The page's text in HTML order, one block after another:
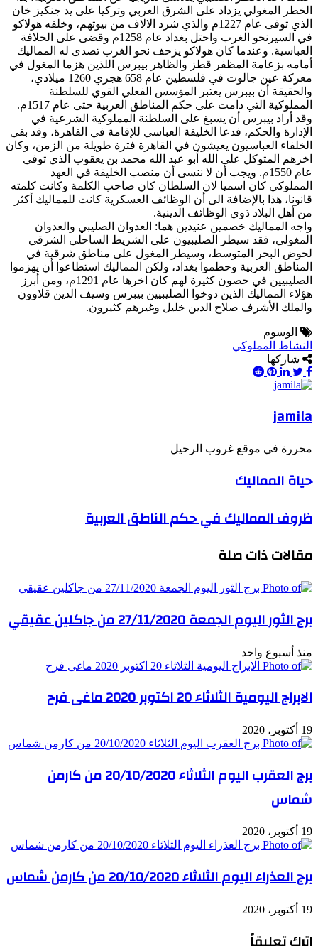
الخطر المغولي يزداد على الشرق العربي وتركيا على يد جنكيز خان
الذي توفى عام 1227م والذي شرد الالاف من بيوتهم، وخلفه هولاكو
في السيرنحو الغرب واحتل بغداد عام 1258م وقضى على الخلافة
العباسية. وعندما كان هولاكو يزحف نحو الغرب تصدى له المماليك
أمامه بزعامة المظفر قطز والظاهر بيبرس اللذين هزما المغول في
معركة عين جالوت في فلسطين عام 658 هجري 1260 ميلادي،
والحقيقة أن بيبرس يعتبر المؤسس الفعلي القوي للسلطنة
المملوكية التي دامت على حكم المناطق العربية حتى عام 1517م.
وقد أراد بيبرس أن يسبغ على السلطنة المملوكية الشرعية في
الإدارة والحكم، فدعا الخليفة العباسي للإقامة في القاهرة، وقد بقي
الخلفاء العباسيون يعيشون في القاهرة فترة طويلة من الزمن، وكان
اخرهم المتوكل على الله أبو عبد الله محمد بن يعقوب الذي توفي
عام 1550م. ويجب أن لا ننسى أن منصب الخليفة في العهد
المملوكي كان اسميا لان السلطان كان صاحب الكلمة وكانت كلمته
قانونا، هذا بالإضافة الى أن الوظائف العسكرية كانت للمماليك أكثر
من أهل البلاد ذوي الوظائف الدينية.
واجه المماليك خصمين عنيدين هما: العدوان الصليبي والعدوان
المغولي، فقد سيطر الصليبيون على الشريط الساحلي الشرقي
لحوض البحر المتوسط، وسيطر المغول على مناطق شرقية في
المناطق العربية وحطموا بغداد، ولكن المماليك استطاعوا أن يهزموا
الصليبيين في حصون كثيرة لهم كان اخرها عام 1291م، ومن أبرز
هؤلاء المماليك الذين دوخوا الصليبيين بيبرس وسيف الدين قلاوون
والملك الأشرف صلاح الدين خليل وغيرهم كثيرون.
الوسوم
النشاط المملوكي
شاركها
Facebook
Twitter
LinkedIn
Pinterest
jamila
محررة في موقع غروب الرحيل
حياة المماليك
ظروف المماليك في حكم الناطق العربية
مقالات ذات صلة
برج الثور اليوم الجمعة 27/11/2020 من جاكلين عقيقي
منذ أسبوع واحد
الابراج اليومية الثلاثاء 20 اكتوبر 2020 ماغى فرح
19 أكتوبر، 2020
برج العقرب اليوم الثلاثاء 20/10/2020 من كارمن
شماس
19 أكتوبر، 2020
برج العذراء اليوم الثلاثاء 20/10/2020 من كارمن شماس
19 أكتوبر، 2020